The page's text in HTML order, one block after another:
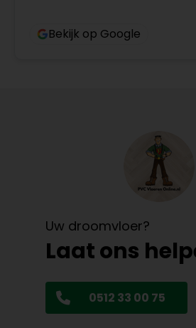
Bekijk op Google
Uw droomvloer?
Laat ons
0512 33 00 75